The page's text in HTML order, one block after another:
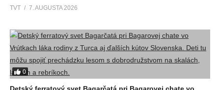
TVT 7. AUGUSTA 2026
0
Detský ferratový svet Bagarčatá pri Bagarovej chate vo